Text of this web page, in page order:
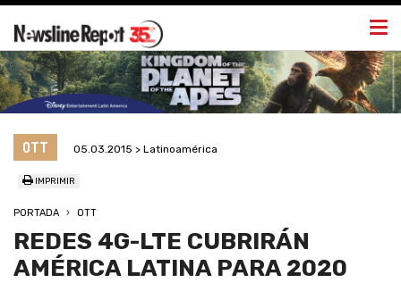
OTT 05.03.2015 > Latinoamérica
IMPRIMIR
PORTADA OTT
REDES 4G-LTE CUBRIRÁN
AMÉRICA LATINA PARA 2020